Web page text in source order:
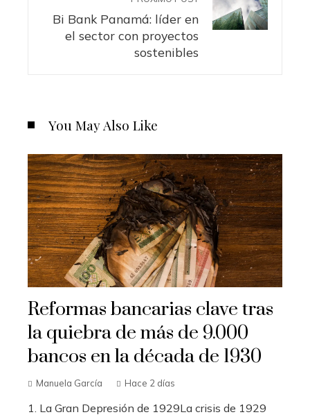
Bi Bank Panamá: líder en
el sector con proyectos
sostenibles
You May Also Like
Reformas bancarias clave tras
la quiebra de más de 9.000
bancos en la década de 1930
Manuela García Hace 2 días
1. La Gran Depresión de 1929La crisis de 1929